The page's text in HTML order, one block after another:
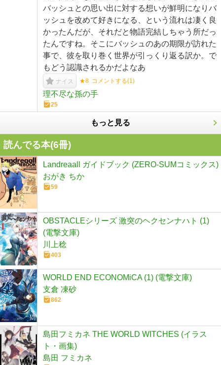
バッシュとの思い出に対する想いが鮮明になりバ
ッシュを改めて好きになる、という流れは凄く良
かったんだが、それだと物語完結しちゃう所だっ
たんですね。そこにバッシュのあの期限が訪れた
事で、彼を取り巻く世界が引っくり返る訳か。で
もどう認識されるかだよなあ
ナイス ★8 コメントする(1 )
理不尽な孫の手
25
もっと見る
読んでる本(6冊)
Landreaall ガイドブック (ZERO-SUMコミックス)
おがき ちか
59
OBSTACLEシリーズ 激突のヘクセンナハト (1)
(電撃文庫)
川上稔
403
WORLD END ECONOMiCA (1) (電撃文庫)
支倉 凍砂
862
島田フミカネ THE WORLD WITCHES (イラス
ト・画集)
島田 フミカネ